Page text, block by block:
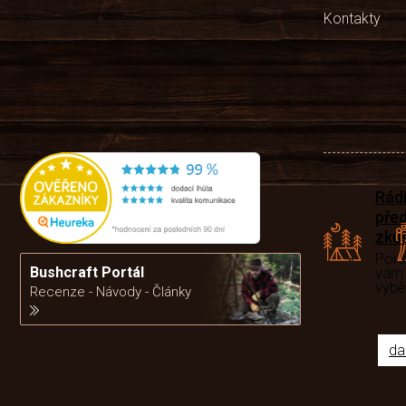
Kontakty
Bushcraft Portál
Recenze - Návody - Články
Rádi
vám